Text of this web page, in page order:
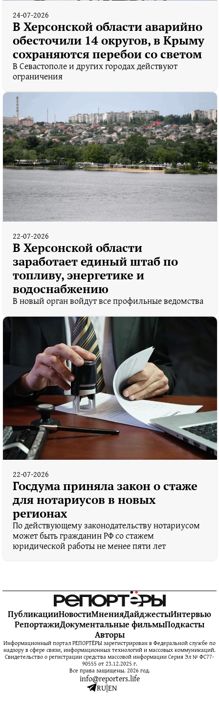
24-07-2026
В Херсонской области аварийно
обесточили 14 округов, в Крыму
сохраняются перебои со светом
В Севастополе и других городах действуют
ограничения
22-07-2026
В Херсонской области
заработает единый штаб по
топливу, энергетике и
водоснабжению
В новый орган войдут все профильные ведомства
22-07-2026
Госдума приняла закон о стаже
для нотариусов в новых
регионах
По действующему законодательству нотариусом
может быть гражданин РФ со стажем
юридической работы не менее пяти лет
ПубликацииНовостиМненияДайджестыИнтервью
РепортажиДокументальные фильмыПодкасты
Авторы
Информационный портал РЕПОРТЁРЫ зарегистрирован в Федеральной службе по
надзору в сфере связи, информационных технологий и массовых коммуникаций.
Свидетельство о регистрации средства массовой информации Серия Эл № ФС77-
90555 от 23.12.2025 г.
Все права защищены. 2026 год.
info@reporters.life
RU|EN